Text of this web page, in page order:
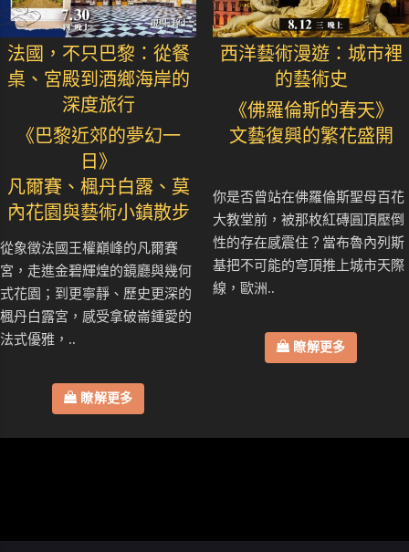
法國，不只巴黎：從餐
桌、宮殿到酒鄉海岸的
深度旅行
《巴黎近郊的夢幻一
日》
凡爾賽、楓丹白露、莫
內花園與藝術小鎮散步
從象徵法國王權巔峰的凡爾賽
宮，走進金碧輝煌的鏡廳與幾何
式花園；到更寧靜、歷史更深的
楓丹白露宮，感受拿破崙鍾愛的
法式優雅，..
瞭解更多
西洋藝術漫遊：城市裡
的藝術史
《佛羅倫斯的春天》
文藝復興的繁花盛開
你是否曾站在佛羅倫斯聖母百花
大教堂前，被那枚紅磚圓頂壓倒
性的存在感震住？當布魯內列斯
基把不可能的穹頂推上城市天際
線，歐洲..
瞭解更多